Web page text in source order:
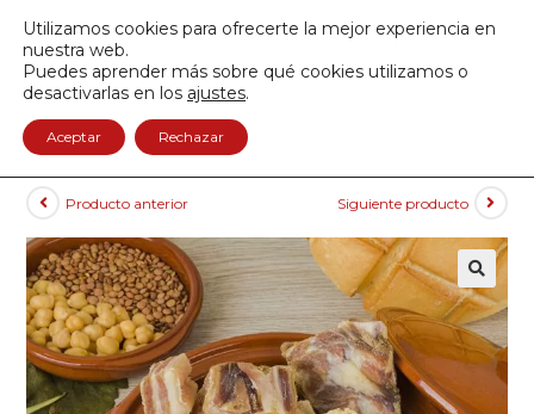
Envío GRATIS a partir de 50€
Producto anterior Siguiente producto
🔍
Utilizamos cookies para ofrecerte la mejor experiencia en
nuestra web.
Puedes aprender más sobre qué cookies utilizamos o
desactivarlas en los ajustes.
Aceptar Rechazar